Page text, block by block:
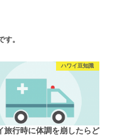
す。
ハワイ豆知識
旅行時に体調を崩したらど